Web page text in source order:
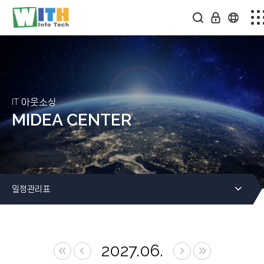
스마트팩토리
솔루션소개
미디어센터
온라인문의
IT 아웃소싱
MIDEA CENTER
일정관리표
2027.06.